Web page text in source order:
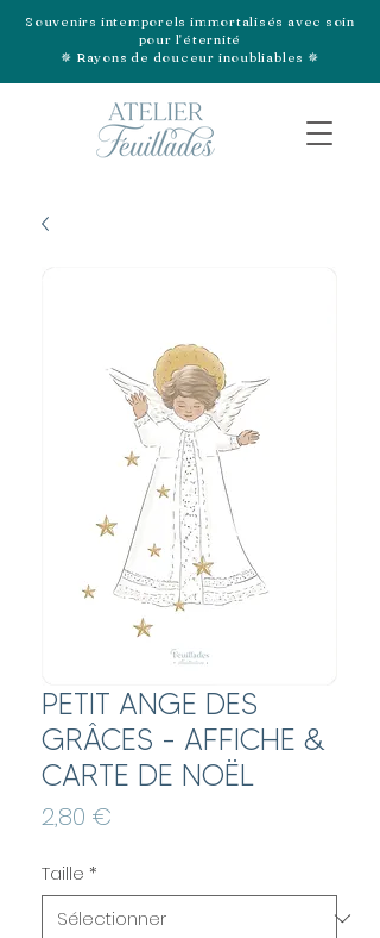
Souvenirs intemporels immortalisés avec soin
pour l'éternité
✵ Rayons de douceur inoubliables ✵
PETIT ANGE DES
GRÂCES - AFFICHE &
CARTE DE NOËL
2,80 €
Taille *